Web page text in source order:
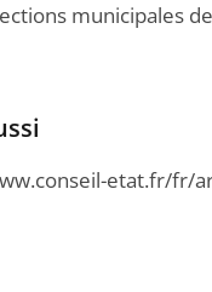
municipales
etat.fr/fr/